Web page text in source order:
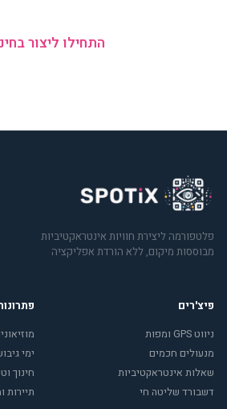
התחילו ליצור
פלטפורמה ליצירת חוויות אינטראקטיביות
מבוססות מיקום, ללא הורדת אפליקציה
פיצ'רים
ניווט GPS ומפות
מנעולים חכמים
שאלות אינטראקטיביות
דשבורד שליטה חי
ימי
חינוך
תיירות